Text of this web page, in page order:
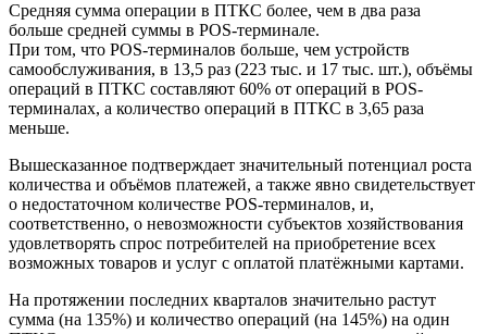
Средняя сумма операции в ПТКС более, чем в два раза
больше средней суммы в POS-терминале.
При том, что POS-терминалов больше, чем устройств
самообслуживания, в 13,5 раз (223 тыс. и 17 тыс. шт.), объёмы
операций в ПТКС составляют 60% от операций в POS-
терминалах, а количество операций в ПТКС в 3,65 раза
меньше.
Вышесказанное подтверждает значительный потенциал роста
количества и объёмов платежей, а также явно свидетельствует
о недостаточном количестве POS-терминалов, и,
соответственно, о невозможности субъектов хозяйствования
удовлетворять спрос потребителей на приобретение всех
возможных товаров и услуг с оплатой платёжными картами.
На протяжении последних кварталов значительно растут
сумма (на 135%) и количество операций (на 145%) на один